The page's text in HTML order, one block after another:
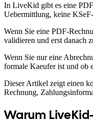
In LiveKid gibt es eine
Uebermittlung, keine
Wenn Sie eine PDF-
validieren und erst danach
Wenn Sie nur eine
formale Kaeufer ist und ob
Dieser Artikel zeigt einen
Rechnung,
Warum